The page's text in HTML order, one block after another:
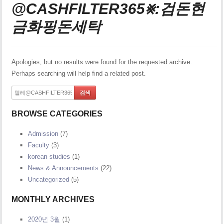
@CASHFILTER365⨳:검돈현
금화핑돈세탁
Apologies, but no results were found for the requested archive.
Perhaps searching will help find a related post.
BROWSE CATEGORIES
Admission (7)
Faculty (3)
korean studies (1)
News & Announcements (22)
Uncategorized (5)
MONTHLY ARCHIVES
2020년 3월 (1)